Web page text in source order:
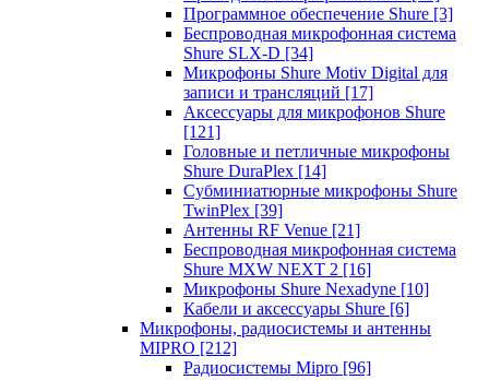
Программное обеспечение Shure [3]
Беспроводная микрофонная система
Shure SLX-D [34]
Микрофоны Shure Motiv Digital для
записи и трансляций [17]
Аксессуары для микрофонов Shure
[121]
Головные и петличные микрофоны
Shure DuraPlex [14]
Субминиатюрные микрофоны Shure
TwinPlex [39]
Антенны RF Venue [21]
Беспроводная микрофонная система
Shure MXW NEXT 2 [16]
Микрофоны Shure Nexadyne [10]
Кабели и аксессуары Shure [6]
Микрофоны, радиосистемы и антенны
MIPRO [212]
Радиосистемы Mipro [96]